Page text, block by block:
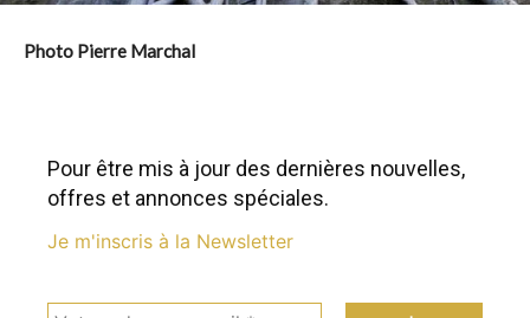
Photo Pierre Marchal
Pour être mis à jour des dernières nouvelles,
offres et annonces spéciales.
Je m'inscris à la Newsletter